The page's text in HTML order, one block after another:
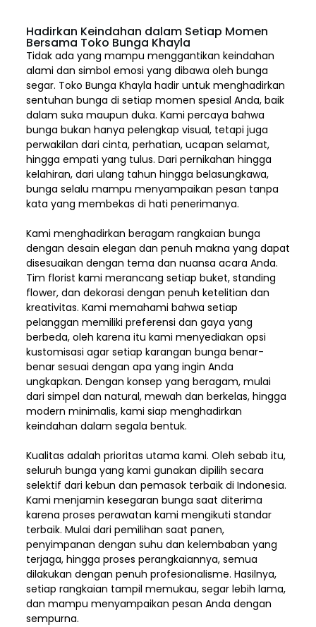
Hadirkan Keindahan dalam Setiap Momen
Bersama Toko Bunga Khayla
Tidak ada yang mampu menggantikan keindahan
alami dan simbol emosi yang dibawa oleh bunga
segar. Toko Bunga Khayla hadir untuk menghadirkan
sentuhan bunga di setiap momen spesial Anda, baik
dalam suka maupun duka. Kami percaya bahwa
bunga bukan hanya pelengkap visual, tetapi juga
perwakilan dari cinta, perhatian, ucapan selamat,
hingga empati yang tulus. Dari pernikahan hingga
kelahiran, dari ulang tahun hingga belasungkawa,
bunga selalu mampu menyampaikan pesan tanpa
kata yang membekas di hati penerimanya.
Kami menghadirkan beragam rangkaian bunga
dengan desain elegan dan penuh makna yang dapat
disesuaikan dengan tema dan nuansa acara Anda.
Tim florist kami merancang setiap buket, standing
flower, dan dekorasi dengan penuh ketelitian dan
kreativitas. Kami memahami bahwa setiap
pelanggan memiliki preferensi dan gaya yang
berbeda, oleh karena itu kami menyediakan opsi
kustomisasi agar setiap karangan bunga benar-
benar sesuai dengan apa yang ingin Anda
ungkapkan. Dengan konsep yang beragam, mulai
dari simpel dan natural, mewah dan berkelas, hingga
modern minimalis, kami siap menghadirkan
keindahan dalam segala bentuk.
Kualitas adalah prioritas utama kami. Oleh sebab itu,
seluruh bunga yang kami gunakan dipilih secara
selektif dari kebun dan pemasok terbaik di Indonesia.
Kami menjamin kesegaran bunga saat diterima
karena proses perawatan kami mengikuti standar
terbaik. Mulai dari pemilihan saat panen,
penyimpanan dengan suhu dan kelembaban yang
terjaga, hingga proses perangkaiannya, semua
dilakukan dengan penuh profesionalisme. Hasilnya,
setiap rangkaian tampil memukau, segar lebih lama,
dan mampu menyampaikan pesan Anda dengan
sempurna.